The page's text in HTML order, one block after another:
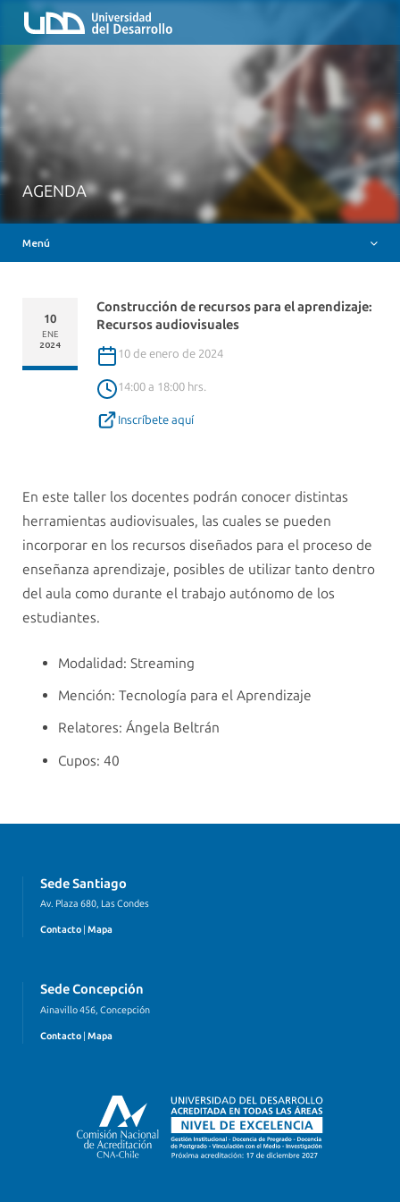
AGENDA
Menú
Inicio
QUIÉNES SOMOS
MESA AYUDA CANVAS
INSIGNIAS DIGITALES
Construcción de recursos para el aprendizaje:
Recursos audiovisuales
10 de enero de 2024
14:00 a 18:00 hrs.
Inscríbete aquí
10
ENE
2024
En este taller los docentes podrán conocer distintas
herramientas audiovisuales, las cuales se pueden
incorporar en los recursos diseñados para el proceso de
enseñanza aprendizaje, posibles de utilizar tanto dentro
del aula como durante el trabajo autónomo de los
estudiantes.
Modalidad: Streaming
Mención: Tecnología para el Aprendizaje
Relatores: Ángela Beltrán
Cupos: 40
Sede Santiago
Av. Plaza 680, Las Condes
Contacto Mapa
Sede Concepción
Ainavillo 456, Concepción
Contacto | Mapa